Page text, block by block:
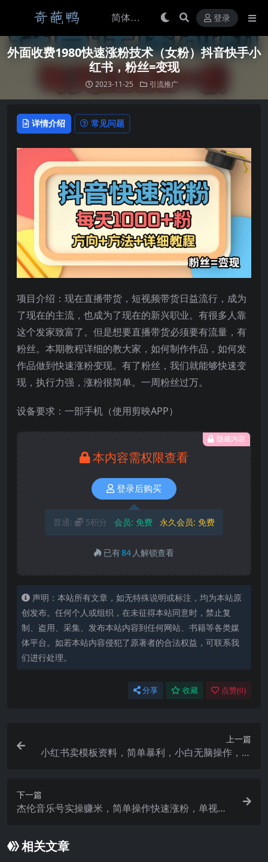
登录
外面收费1980快速涨粉技术（女粉）抖音快手小
红书，粉丝=变现
2023-11-25 引流推广
详情介绍 常见问题
项目介绍：现在直播带货，短视频带货日益流行，成为
了现在的主流，也成为了现在的新兴职业。有很多人靠
这个发家致富了。但是想要直播带货必须要有流量，有
粉丝。本期教程详细的教大家，如何制作作品，如何发
作品做到快速涨粉变现。有了粉丝，我们就能够快速变
现，执行力强，涨粉很简单。一周粉丝过万。
设备要求：一部手机（使用剪映APP）
隐藏内容
本内容需权限查看
登录后购买
普通: 5积分 会员: 免费 永久会员: 免费
已有84 人解锁查看
声明：本站所有文章，如无特殊说明或标注，均为本站原
创发布。任何个人或组织，在未征得本站同意时，禁止复
制、盗用、采集、发布本站内容到任何网站、书籍等各类媒
体平台。如若本站内容侵犯了原著者的合法权益，可联系我
们进行处理。
分享 收藏 点赞(0)
上一篇
小红书卖模板资料，简单暴利，小白无脑操作，轻
下一篇
杰伦音乐号实操赚米，简单操作快速涨粉，单视频
相关文章